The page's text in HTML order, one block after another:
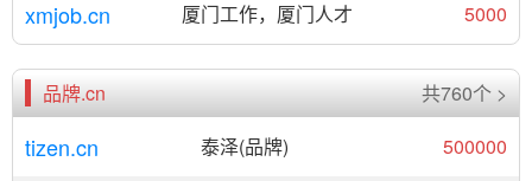
xmjob.cn 厦门工作，厦门人才 5000
品牌.cn 共760个 >
tizen.cn 泰泽(品牌) 500000